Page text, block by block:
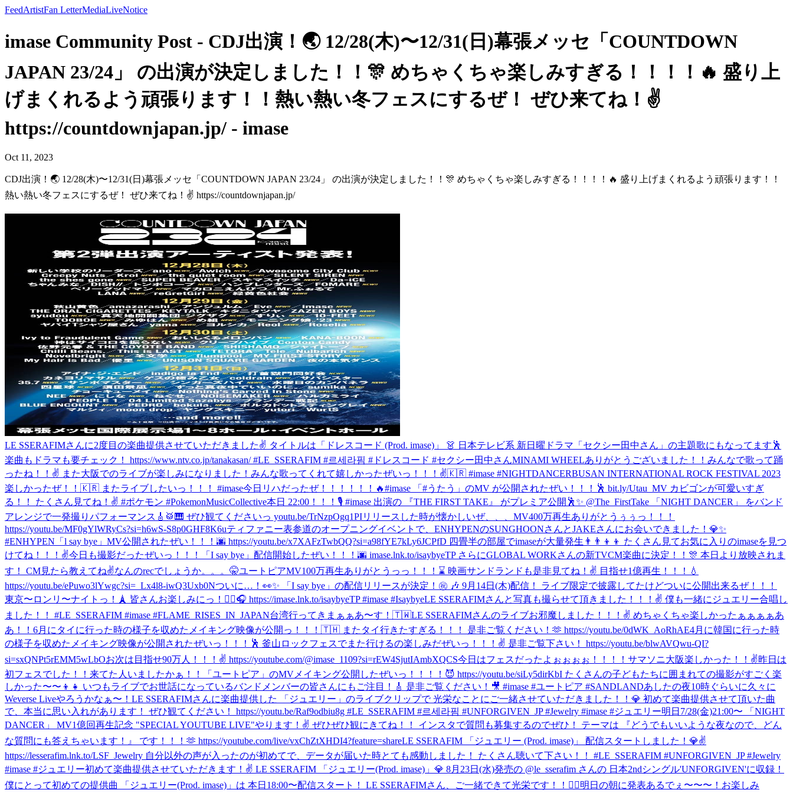
FeedArtistFan LetterMediaLiveNotice
imase Community Post - CDJ出演！🌏 12/28(木)〜12/31(日)幕張メッセ「COUNTDOWN
JAPAN 23/24」 の出演が決定しました！！🎊 めちゃくちゃ楽しみすぎる！！！！🔥 盛り上
げまくれるよう頑張ります！！熱い熱い冬フェスにするぜ！ ぜひ来てね！✌️
https://countdownjapan.jp/ - imase
Oct 11, 2023
CDJ出演！🌏 12/28(木)〜12/31(日)幕張メッセ「COUNTDOWN JAPAN 23/24」 の出演が決定しました！！🎊 めちゃくちゃ楽しみすぎる！！！！🔥 盛り上げまくれるよう頑張ります！！
熱い熱い冬フェスにするぜ！ ぜひ来てね！✌️ https://countdownjapan.jp/
LE SSERAFIMさんに2度目の楽曲提供させていただきました✌️ タイトルは「ドレスコード (Prod. imase)」 👗 日本テレビ系 新日曜ドラマ「セクシー田中さん」の主題歌にもなってます🕺
楽曲もドラマも要チェック！ https://www.ntv.co.jp/tanakasan/ #LE_SSERAFIM #르세라핌 #ドレスコード #セクシー田中さんMINAMI WHEELありがとうございました！！みんなで歌って踊
ったね！！✌️ また大阪でのライブが楽しみになりました！ みんな歌ってくれて嬉しかったぜいっ！！！✌️🇰🇷 #imase #NIGHTDANCERBUSAN INTERNATIONAL ROCK FESTIVAL 2023
楽しかったぜ！！🇰🇷 またライブしたいっ！！！ #imase今日リハだったぜ！！！！！！🔥#imase 「#うたう」のMV が公開されたぜい！！！🕺 bit.ly/Utau_MV カビゴンが可愛いすぎ
る！！ たくさん見てね！✌️ #ポケモン #PokemonMusicCollective本日 22:00！！！🎙️ #imase 出演の 『THE FIRST TAKE』 がプレミア公開🕺✨ @The_FirstTake 「NIGHT DANCER」 をバンド
アレンジで一発撮りパフォーマンス🎸🥁🎹 ぜひ観てくださいっ youtu.be/TrNzpOgq1PIリリースした時が懐かしいぜ、、、MV400万再生ありがとうぅぅっ！！！
https://youtu.be/MF0gYlWRyCs?si=h6wS-S8p0GHF8K6uティファニー表参道のオープニングイベントで、ENHYPENのSUNGHOONさんとJAKEさんにお会いできました！💎✨
#ENHYPEN 「l say bye」MV公開されたぜい！！！🌆 https://youtu.be/x7XAFzTwbQQ?si=a98fYE7kLy6JCPfD 四畳半の部屋でimaseが大量発生👨‍👨‍👦‍👦 たくさん見てお気に入りのimaseを見つ
けてね！！！✌️今日も撮影だったぜいっ！！！
「I say bye」配信開始したぜい！！！🌆 imase.lnk.to/isaybyeTP さらにGLOBAL WORKさんの新TVCM楽曲に決定！！🎊 本日より放映されま
す！ CM見たら教えてね✌️なんのrecでしょうか。。。🤫ユートピアMV100万再生ありがとうっっ！！！⌛️ 映画サンドランドも是非見てね！✌️ 目指せ1億再生！！！💧
https://youtu.be/ePuwo3lYwgc?si=_Lx4l8-iwQ3Uxb0Nついに…！👀✨ 「I say bye」の配信リリースが決定！㊗️ 🎶 9月14日(木)配信！ ライブ限定で披露してたけどついに公開出来るぜ！！！
東京〜ロンリ〜ナイトっ！🗼 皆さんお楽しみにっ！✌🏼🎧 https://imase.lnk.to/isaybyeTP #imase #IsaybyeLE SSERAFIMさんと写真も撮らせて頂きました！！！✌ 僕も一緒にジュエリー合唱し
ました！！ #LE_SSERAFIM #imase #FLAME_RISES_IN_JAPAN台湾行ってきまぁぁあ〜す！🇹🇼LE SSERAFIMさんのライブお邪魔しました！！！✌️ めちゃくちゃ楽しかったぁぁぁぁあ
あ！！ 6月にタイに行った時の様子を収めたメイキング映像が公開っ！！！🇹🇭 またタイ行きたすぎる！！！ 是非ご覧ください！🫶 https://youtu.be/0dWK_AoRhAE4月に韓国に行った時
の様子を収めたメイキング映像が公開されたぜいっ！！！🕺 釜山ロックフェスでまた行けるの楽しみだぜいっ！！！✌️ 是非ご覧下さい！ https://youtu.be/blwAVQwu-QI?
si=sxQNPt5rEMM5wLbOお次は目指せ90万人！！！✌️ https://youtube.com/@imase_1109?si=rEW4SjutIAmbXQCS今日はフェスだったよぉぉぉぉ！！！！サマソニ大阪楽しかった！！✌️昨日は
初フェスでした！！来てた人いましたかぁ！！
「ユートピア」のMVメイキング公開したぜいっ！！！！😈 https://youtu.be/siLy5dirKbI たくさんの子どもたちに囲まれての撮影がすごく楽
しかった〜〜👦👧 いつもライブでお世話になっているバンドメンバーの皆さんにもご注目！🎸 是非ご覧ください！🎥 #imase #ユートピア #SANDLANDあしたの夜10時ぐらいに久々に
Weverse Liveやろうかなぁ〜！ LE SSERAFIMさんに楽曲提供した 「ジュエリー」のライブクリップで 光栄なことにご一緒させていただきました！！💎 初めて楽曲提供させて頂いた曲
で、本当に思い入れがあります！ ぜひ観てください！ https://youtu.be/Raf9odbiu8g #LE_SSERAFIM #르세라핌 #UNFORGIVEN_JP #Jewelry #imase #ジュエリー明日7/28(金)21:00〜 「NIGHT
DANCER」 MV1億回再生記念 "SPECIAL YOUTUBE LIVE"やります！✌️ ぜひぜひ観にきてね！！ インスタで質問も募集するのでぜひ！ テーマは 『どうでもいいような夜なので、どん
な質問にも答えちゃいます！』 です！！！🫶 https://youtube.com/live/vxChZtXHDI4?feature=shareLE SSERAFIM 「ジュエリー (Prod. imase)」 配信スタートしました！💎✌️
https://lesserafim.lnk.to/LSF_Jewelry 自分以外の声が入ったのが初めてで、データが届いた時とても感動しました！ たくさん聴いて下さい！！ #LE_SSERAFIM #UNFORGIVEN_JP #Jewelry
#imase #ジュエリー初めて楽曲提供させていただきます！✌️ LE SSERAFIM 「ジュエリー(Prod. imase)」💎 8月23日(水)発売の @le_sserafim さんの 日本2ndシングル'UNFORGIVEN'に収録！
僕にとって初めての提供曲 「ジュエリー(Prod. imase)」は 本日18:00〜配信スタート！ LE SSERAFIMさん、ご一緒できて光栄です！！🙇‍♂️明日の朝に発表あるでぇ〜〜〜！お楽しみ